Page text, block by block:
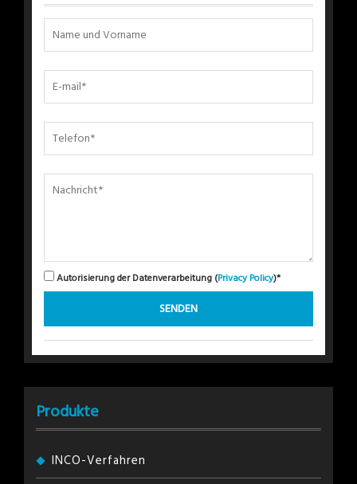
Autorisierung der Datenverarbeitung (Privacy Policy)*
Produkte
INCO-Verfahren